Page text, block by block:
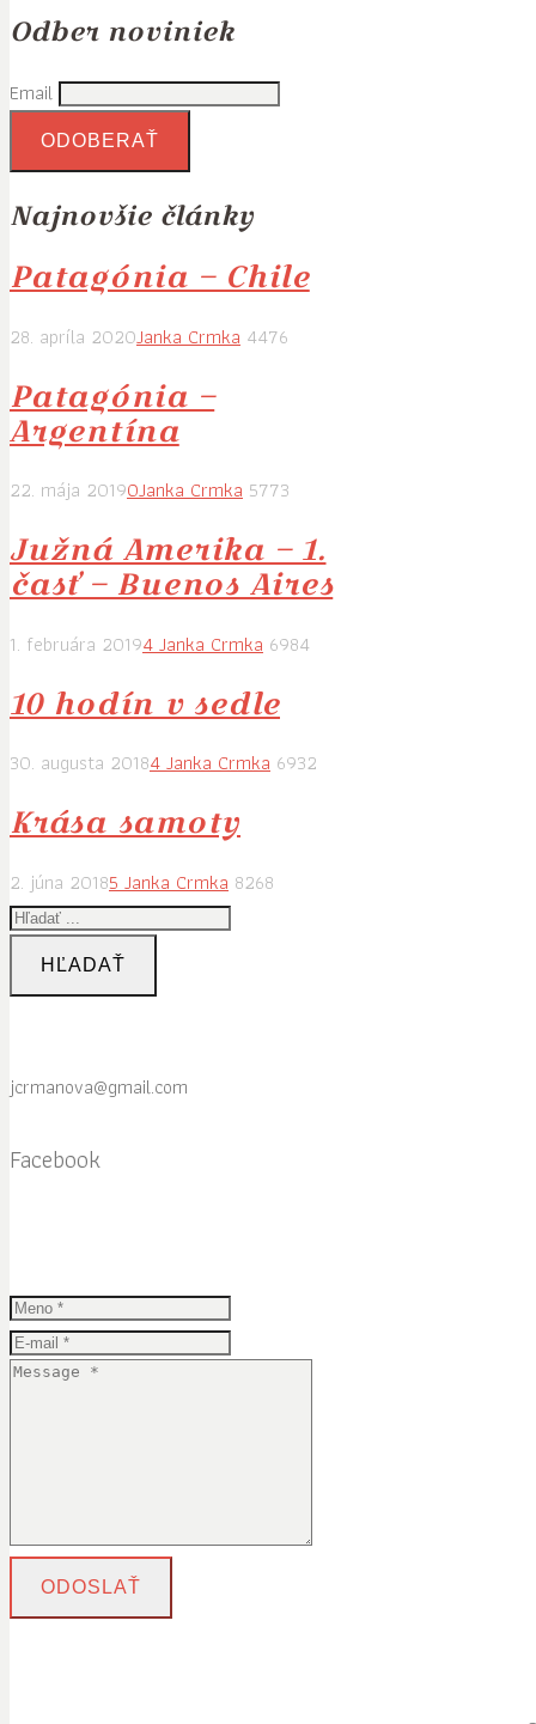
Odber noviniek
Email
Najnovšie články
Patagónia – Chile
28. apríla 2020Janka Crmka 4476
Patagónia –
Argentína
22. mája 20190Janka Crmka 5773
Južná Amerika – 1.
časť – Buenos Aires
1. februára 20194 Janka Crmka 6984
10 hodín v sedle
30. augusta 20184Janka Crmka 6932
Krása samoty
2. júna 20185 Janka Crmka 8268
HĽADAŤ
jcrmanova@gmail.com
Facebook
ODOSLAŤ